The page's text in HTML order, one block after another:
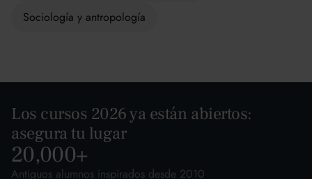
Sociología y antropología
Los cursos 2026 ya están abiertos:
asegura tu lugar
20,000+
Antiguos alumnos inspirados desde 2010